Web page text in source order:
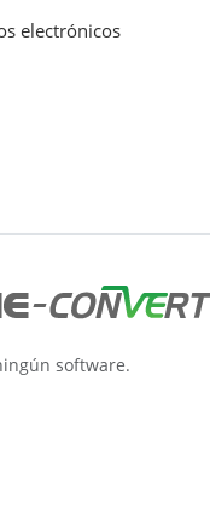
electrónicos
software.